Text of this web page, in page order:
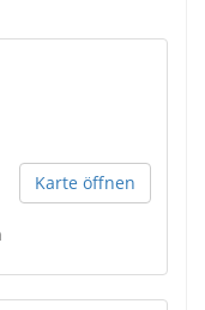
Karte öffnen